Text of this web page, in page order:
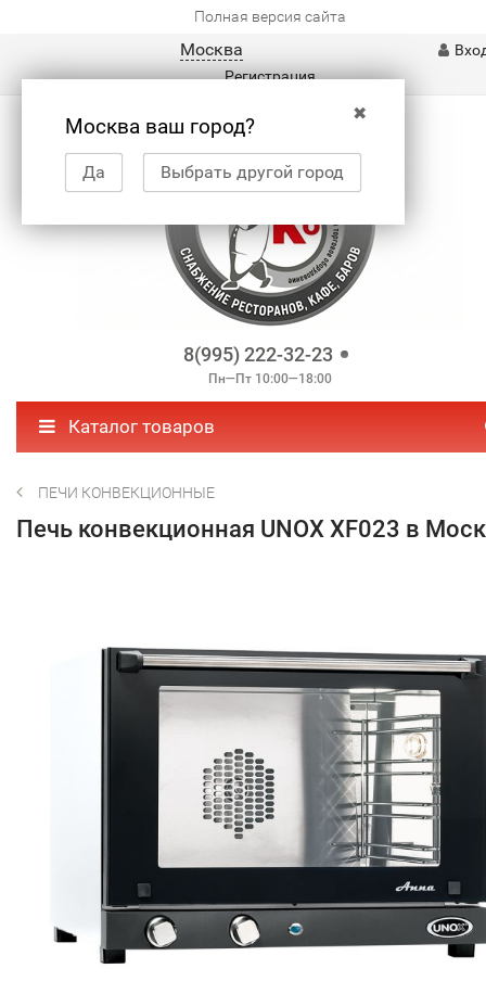
Полная версия сайта
Москва
✖
Москва ваш город?
Да Выбрать другой город
Регистрация
8(995) 222-32-23
Пн—Пт 10:00—18:00
Каталог товаров
ПЕЧИ КОНВЕКЦИОННЫЕ
Печь конвекционная UNOX XF023 в